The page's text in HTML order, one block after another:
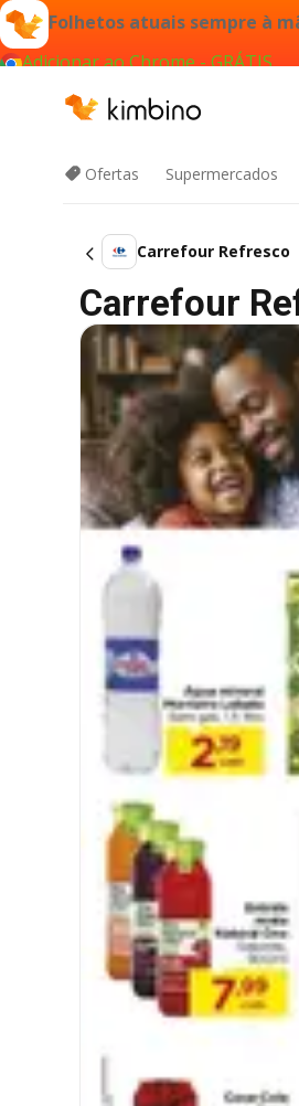
Folhetos atuais sempre à
Adicionar ao Chrome - GRÁTIS
Ofertas Supermercados
Carrefour Refresco
Carrefour